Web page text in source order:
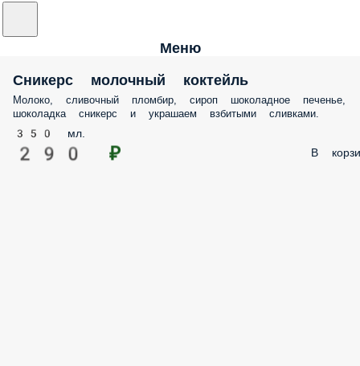
Меню
Сникерс молочный коктейль
Молоко, сливочный пломбир, сироп шоколадное печенье,
шоколадка сникерс и украшаем взбитыми сливками.
350 мл.
290 ₽ В